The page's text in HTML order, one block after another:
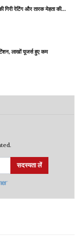
रेटिंग और तारक मेहता की…
लाखों यूजर्स हुए कम
सदस्यता लें